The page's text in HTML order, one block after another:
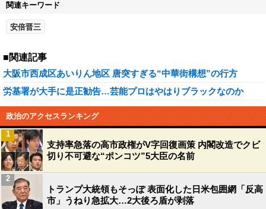
関連キーワード
安倍晋三
■関連記事
大阪市西成区あいりん地区 唐突すぎる“中華街構想”の行方
労基署が大手に是正勧告…芸能プロはやはりブラックなのか
政治のアクセスランキング
支持率急落の高市政権がV字回復画策 内閣改造でクビ
切り不可避な“ポンコツ”5大臣の名前
1
トランプ大統領もそっぽ 表面化した日米包囲網「反高
市」うねり急拡大…2大後ろ盾が剥落
2